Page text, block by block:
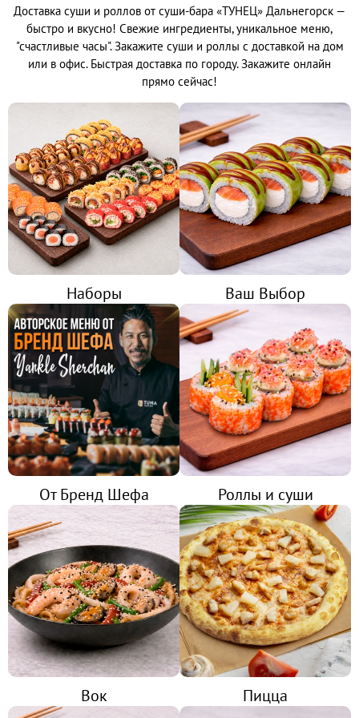
ГОРЯЧИЕ НАБОРЫ
ХОЛОДНЫЕ НАБОРЫ
МИКС НАБОРЫ
ВАШ ВЫБОР
ОТ БРЕНД ШЕФА
РОЛЛЫ И СУШИ 
СУШИ
ЗАПЕЧЕННЫЕ РОЛЛЫ
ХОЛОДНЫЕ РОЛЛЫ
ВОК
ПИЦЦА
САЛАТЫ И ГОРЯЧЕЕ
ОНИГИРИ
НАПИТКИ
ТОППИНГИ
ОТЗЫВЫ
КОНТАКТЫ
ЛИЧНЫЙ КАБИНЕТ
Доставка суши и роллов от суши-бара «ТУНЕЦ» Дальнегорск —
быстро и вкусно! Свежие ингредиенты, уникальное меню,
"счастливые часы". Закажите суши и роллы с доставкой на дом
или в офис. Быстрая доставка по городу. Закажите онлайн
прямо сейчас!
Наборы Ваш Выбор
От Бренд Шефа Роллы и суши
Вок Пицца